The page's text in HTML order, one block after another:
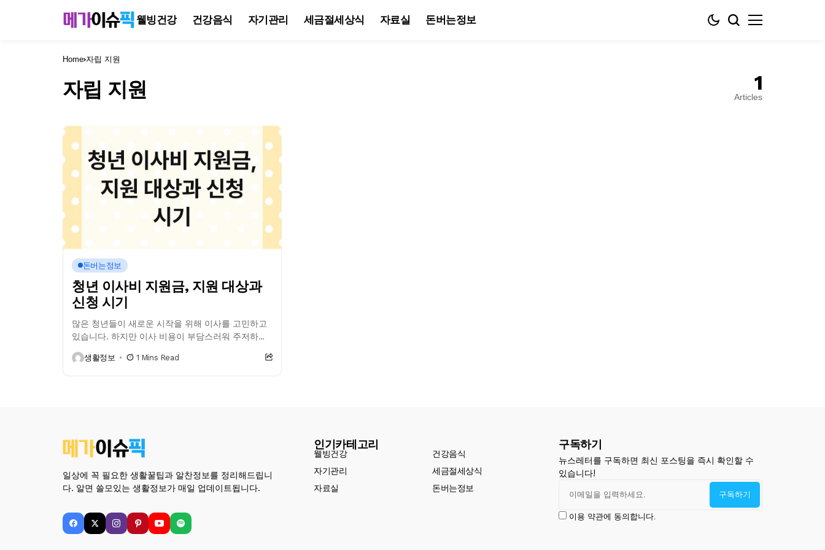
웰빙건강 건강음식 자기관리 세금절세상식 자료실 돈버는정보
Home 자립 지원
자립 지원 1
Articles
돈버는정보
청년 이사비 지원금, 지원 대상과
신청 시기
많은 청년들이 새로운 시작을 위해 이사를 고민하고
있습니다. 하지만 이사 비용이 부담스러워 주저하는
금을 통해 이러한 부담을...
생활정보 1 Mins Read
일상에 꼭 필요한 생활꿀팁과 알찬정보를 정리해드립니
다. 알면 쓸모있는 생활정보가 매일 업데이트됩니다.
인기카테고리
웰빙건강
건강음식
자기관리
세금절세상식
자료실
돈버는정보
구독하기
뉴스레터를 구독하면 최신 포스팅을 즉시 확인할 수
있습니다!
이용 약관에 동의합니다.